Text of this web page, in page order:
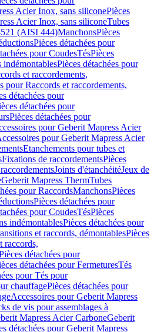
Acier Inox, sans siliconePièces
Acier Inox, sans siliconeTubes
(AISI 444)ManchonsPièces
Pièces détachées pour
pour CoudesTésPièces
indémontablesPièces détachées pour
et raccordements,
pour Raccords et raccordements,
détachées pour
détachées pour
Pièces détachées pour
pour Geberit Mapress Acier
pour Geberit Mapress Acier
Etanchements pour tubes et
Fixations de raccordementsPièces
Joints d'étanchéitéJeux de
Geberit Mapress ThermTubes
pour RaccordsManchonsPièces
Pièces détachées pour
pour CoudesTésPièces
indémontablesPièces détachées pour
et raccords, démontablesPièces
raccords,
détachées pour
détachées pour FermeturesTés
pour Tés pour
chauffagePièces détachées pour
Accessoires pour Geberit Mapress
de vis pour assemblages à
Mapress Acier CarboneGeberit
détachées pour Geberit Mapress